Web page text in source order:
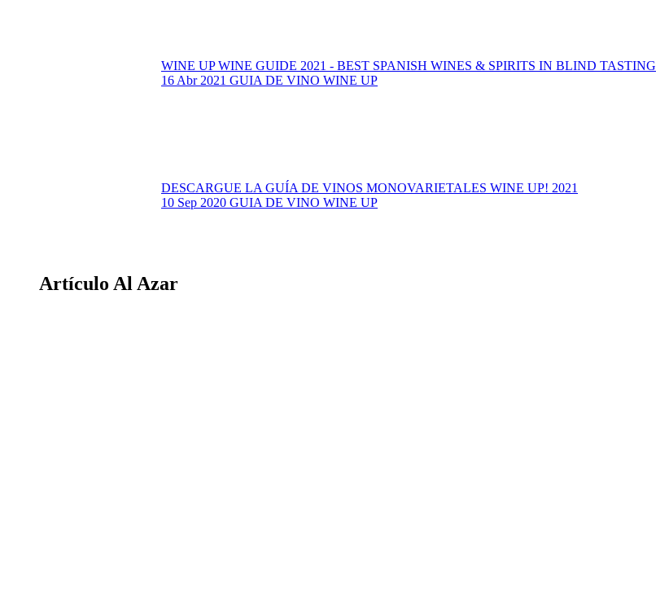
WINE UP WINE GUIDE 2021 - BEST SPANISH WINES & SPIRITS IN BLIND TASTING
16 Abr 2021 GUIA DE VINO WINE UP
DESCARGUE LA GUÍA DE VINOS MONOVARIETALES WINE UP! 2021
10 Sep 2020 GUIA DE VINO WINE UP
Artículo Al Azar